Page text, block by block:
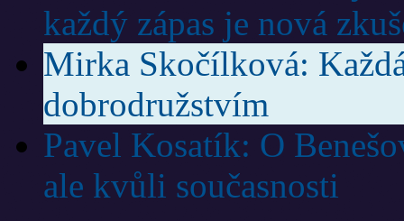
každý zápas je nová
Mirka Skočílková:
dobrodružstvím
Pavel Kosatík: O
ale kvůli současnosti